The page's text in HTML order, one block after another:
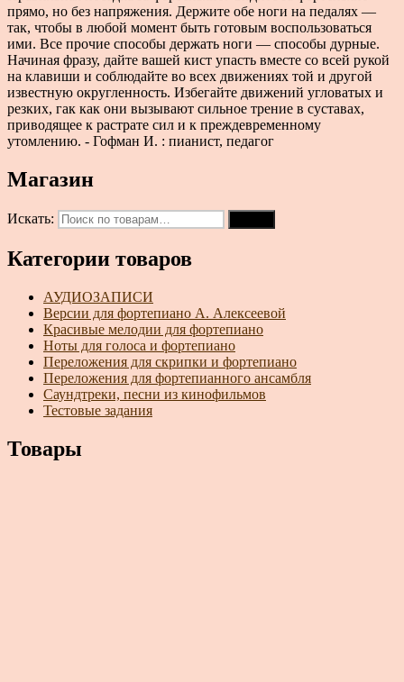
прямо, но без напряжения. Держите обе ноги на педалях —
так, чтобы в любой момент быть готовым воспользоваться
ими. Все прочие способы держать ноги — способы дурные.
Начиная фразу, дайте вашей кист упасть вместе со всей рукой
на клавиши и соблюдайте во всех движениях той и другой
известную округленность. Избегайте движений угловатых и
резких, гак как они вызывают сильное трение в суставах,
приводящее к растрате сил и к преждевременному
утомлению. - Гофман И. : пианист, педагог
Магазин
Искать:
Категории товаров
АУДИОЗАПИСИ
Версии для фортепиано А. Алексеевой
Красивые мелодии для фортепиано
Ноты для голоса и фортепиано
Переложения для скрипки и фортепиано
Переложения для фортепианного ансамбля
Саундтреки, песни из кинофильмов
Тестовые задания
Товары